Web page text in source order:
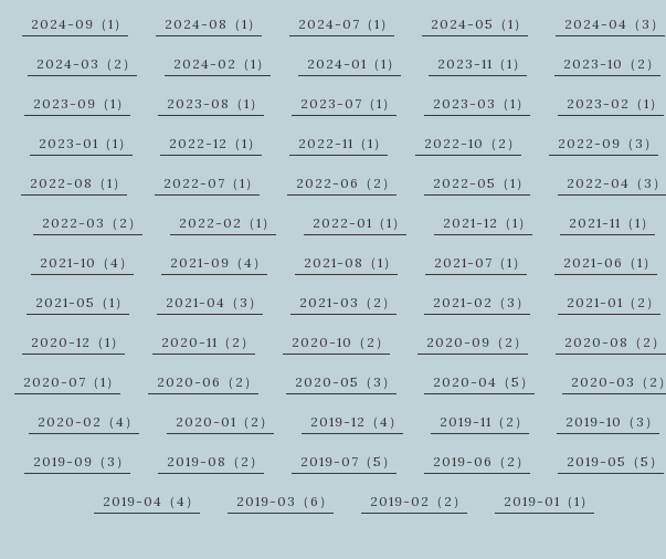
2024-09（1） 2024-08（1） 2024-07（1） 2024-05（1） 2024-04（3）
2024-03（2） 2024-02（1） 2024-01（1） 2023-11（1） 2023-10（2）
2023-09（1） 2023-08（1） 2023-07（1） 2023-03（1） 2023-02（1）
2023-01（1） 2022-12（1） 2022-11（1） 2022-10（2） 2022-09（3）
2022-08（1） 2022-07（1） 2022-06（2） 2022-05（1） 2022-04（3）
2022-03（2） 2022-02（1） 2022-01（1） 2021-12（1） 2021-11（1）
2021-10（4） 2021-09（4） 2021-08（1） 2021-07（1） 2021-06（1）
2021-05（1） 2021-04（3） 2021-03（2） 2021-02（3） 2021-01（2）
2020-12（1） 2020-11（2） 2020-10（2） 2020-09（2） 2020-08（2）
2020-07（1） 2020-06（2） 2020-05（3） 2020-04（5） 2020-03（2）
2020-02（4） 2020-01（2） 2019-12（4） 2019-11（2） 2019-10（3）
2019-09（3） 2019-08（2） 2019-07（5） 2019-06（2） 2019-05（5）
2019-04（4） 2019-03（6） 2019-02（2） 2019-01（1）